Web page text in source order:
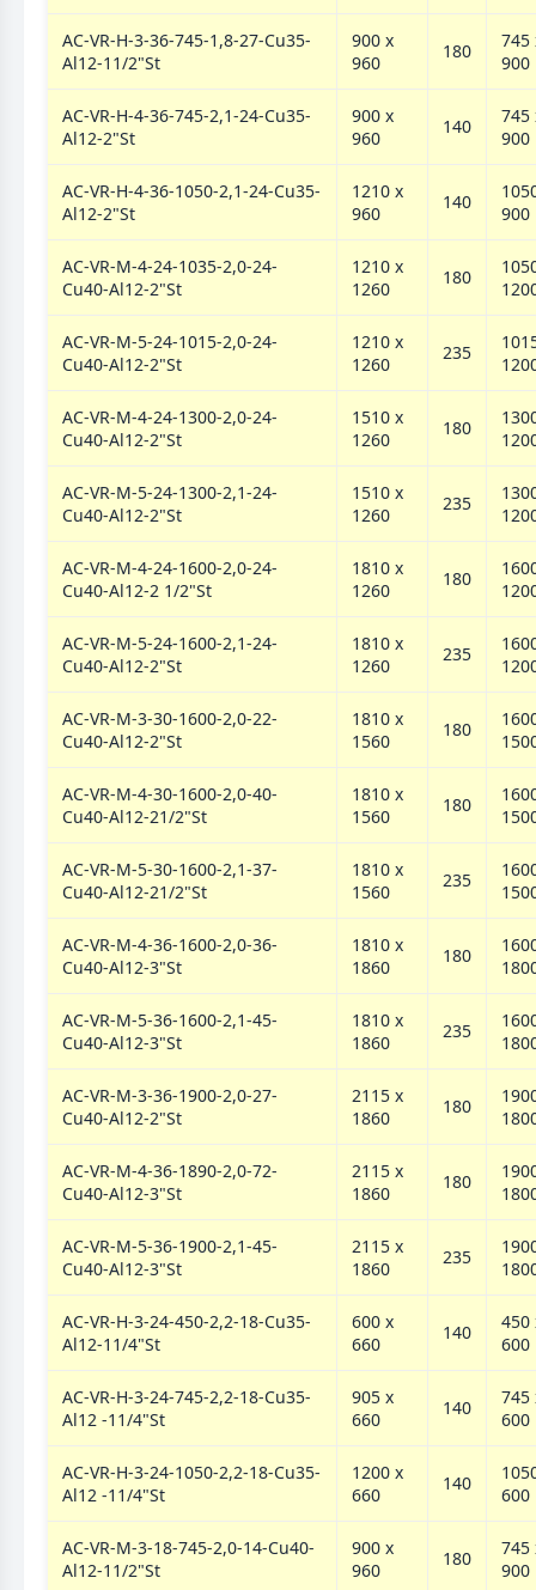
AC-VR-H-3-36-745-1,8-27-Cu35-
Al12-11/2"St
900 х
960
180
745
900
AC-VR-H-4-36-745-2,1-24-Cu35-
Al12-2"St
900 х
960
140
745
900
AC-VR-H-4-36-1050-2,1-24-Cu35-
Al12-2"St
1210 х
960
140
900
AC-VR-M-4-24-1035-2,0-24-
Cu40-Al12-2"St
1210 х
1260
180
AC-VR-M-5-24-1015-2,0-24-
Cu40-Al12-2"St
1210 х
1260
235
AC-VR-M-4-24-1300-2,0-24-
Cu40-Al12-2"St
1510 х
1260
180
AC-VR-M-5-24-1300-2,1-24-
Cu40-Al12-2"St
1510 х
1260
235
AC-VR-M-4-24-1600-2,0-24-
Cu40-Al12-2 1/2"St
1810 х
1260
180
AC-VR-M-5-24-1600-2,1-24-
Cu40-Al12-2"St
1810 х
1260
235
AC-VR-M-3-30-1600-2,0-22-
Cu40-Al12-2"St
1810 х
1560
180
AC-VR-M-4-30-1600-2,0-40-
Cu40-Al12-21/2"St
1810 х
1560
180
AC-VR-M-5-30-1600-2,1-37-
Cu40-Al12-21/2"St
1810 х
1560
235
AC-VR-M-4-36-1600-2,0-36-
Cu40-Al12-3"St
1810 х
1860
180
AC-VR-M-5-36-1600-2,1-45-
Cu40-Al12-3"St
1810 х
1860
235
AC-VR-M-3-36-1900-2,0-27-
Cu40-Al12-2"St
2115 х
1860
180
AC-VR-M-4-36-1890-2,0-72-
Cu40-Al12-3"St
2115 х
1860
180
АC-VR-M-5-36-1900-2,1-45-
Cu40-Al12-3"St
2115 х
1860
235
AC-VR-H-3-24-450-2,2-18-Cu35-
Al12-11/4"St
600 х
660
140
450
600
AC-VR-H-3-24-745-2,2-18-Cu35-
Al12 -11/4"St
905 х
660
140
745
600
AC-VR-H-3-24-1050-2,2-18-Cu35-
Al12 -11/4"St
1200 х
660
140
600
AC-VR-M-3-18-745-2,0-14-Cu40-
Al12-11/2"St
900 х
960
180
745
900